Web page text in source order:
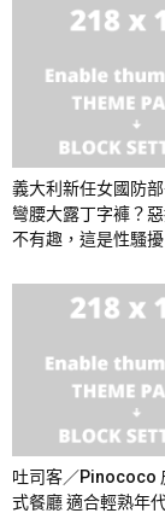
義大利新任女國防
彎腰大露丁字褲？
不有趣，這是性騷擾
吐司客／Pinococo
式餐廳 適合輕熟年